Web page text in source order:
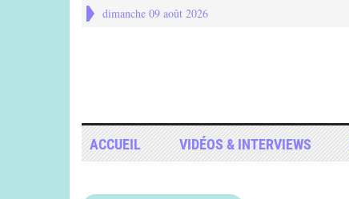
dimanche 09 août 2026
ACCUEIL VIDÉOS & INTERVIEWS